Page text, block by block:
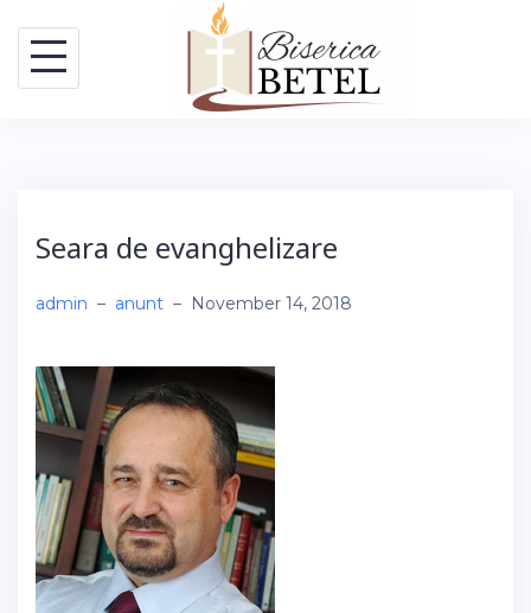
content
Seara de evanghelizare
admin – anunt – November 14, 2018